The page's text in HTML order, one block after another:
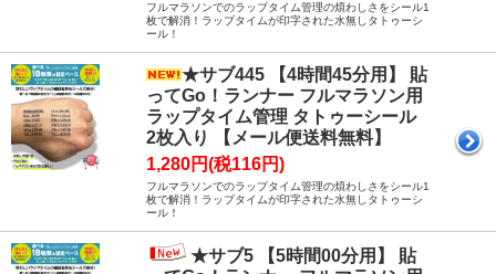
フルマラソンでのラップタイム管理の煩わしさをシール1
枚で解消！ラップタイムが印字された水無しタトゥーシ
ール！
★サブ445 【4時間45分用】 貼
ってGo！ランナー フルマラソン用
ラップタイム管理 タトゥーシール
2枚入り 【メール便送料無料】
1,280円(税116円)
フルマラソンでのラップタイム管理の煩わしさをシール1
枚で解消！ラップタイムが印字された水無しタトゥーシ
ール！
★サブ5 【5時間00分用】 貼